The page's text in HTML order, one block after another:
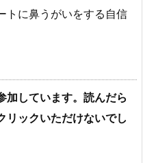
トに鼻うがいをする自信
加しています。読んだら
リックいただけないでし